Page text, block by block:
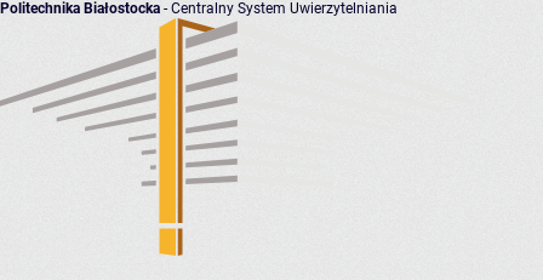
Politechnika Białostocka - Centralny System Uwierzytelniania